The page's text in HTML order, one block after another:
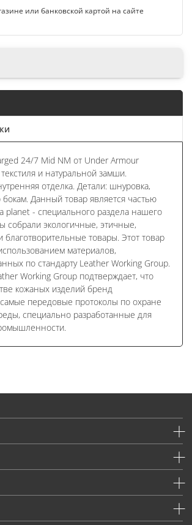
или банковской картой на сайте
24/7 Mid NM от Under Armour
и натуральной замши.
отделка. Детали: шнуровка,
Данный товар является частью
planet - специального раздела нашего
собрали экологичные, этичные,
товары. Этот товар
материалов,
по стандарту Leather Working Group.
Working Group подтверждает, что
кожаных изделий бренд
передовые протоколы по охране
специально разработанные для